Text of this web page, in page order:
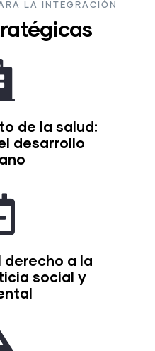
LA INTEGRACIÓN
de la salud:
desarrollo
derecho a la
social y